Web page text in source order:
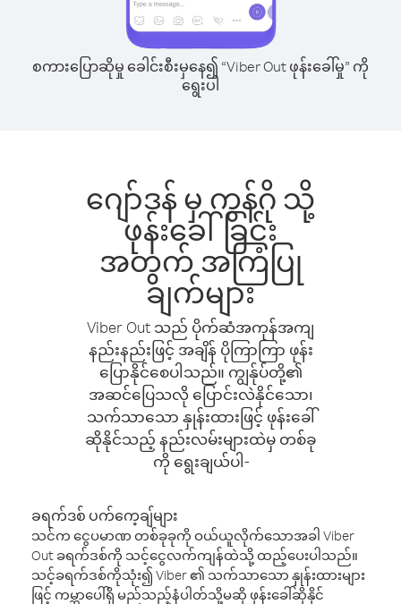
စကားပြောဆိုမှု ခေါင်းစီးမှနေ၍ “Viber Out ဖုန်းခေါ်မှု” ကို
ရွေးပါ
ဂျော်ဒန် မှ ကွန်ဂို သို့
ဖုန်းခေါ်ခြင်း
အတွက် အကြံပြု
ချက်များ
Viber Out သည် ပိုက်ဆံအကုန်အကျ
နည်းနည်းဖြင့် အချိန် ပိုကြာကြာ ဖုန်း
ပြောနိုင်စေပါသည်။ ကျွန်ုပ်တို့၏
အဆင်ပြေသလို ပြောင်းလဲနိုင်သော၊
သက်သာသော နှုန်းထားဖြင့် ဖုန်းခေါ်
ဆိုနိုင်သည့် နည်းလမ်းများထဲမှ တစ်ခု
ကို ရွေးချယ်ပါ-
ခရက်ဒစ် ပက်ကေ့ချ်များ
သင်က ငွေပမာဏ တစ်ခုခုကို ဝယ်ယူလိုက်သောအခါ Viber
Out ခရက်ဒစ်ကို သင့်ငွေလက်ကျန်ထဲသို့ ထည့်ပေးပါသည်။
သင့်ခရက်ဒစ်ကိုသုံး၍ Viber ၏ သက်သာသော နှုန်းထားများ
ဖြင့် ကမ္ဘာပေါ်ရှိ မည်သည့်နံပါတ်သို့မဆို ဖုန်းခေါ်ဆိုနိုင်